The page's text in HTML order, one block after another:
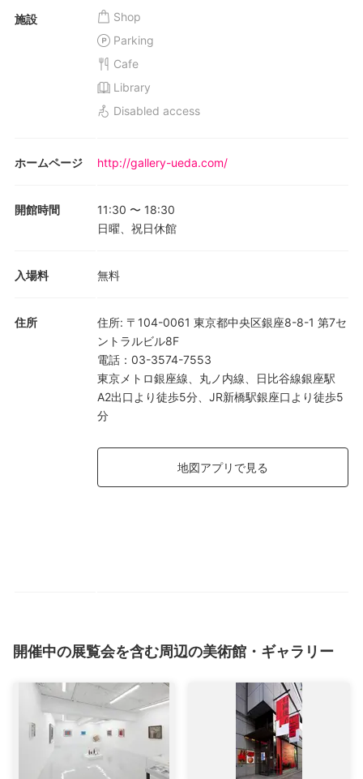
施設
Shop
Parking
Cafe
Library
Disabled access
ホームページ http://gallery-ueda.com/
開館時間 11:30 〜 18:30
日曜、祝日休館
入場料 無料
住所 住所: 〒104-0061 東京都中央区銀座8-8-1 第7セ
ントラルビル8F
電話 ： 03-3574-7553
東京メトロ銀座線、丸ノ内線、日比谷線銀座駅
A2出口より徒歩5分、JR新橋駅銀座口より徒歩5
分
地図アプリで見る
開催中の展覧会を含む周辺の美術館・ギャラリー